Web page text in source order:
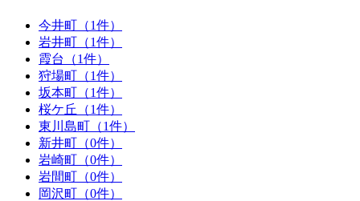
今井町（1件）
岩井町（1件）
霞台（1件）
狩場町（1件）
坂本町（1件）
桜ケ丘（1件）
東川島町（1件）
新井町（0件）
岩崎町（0件）
岩間町（0件）
岡沢町（0件）